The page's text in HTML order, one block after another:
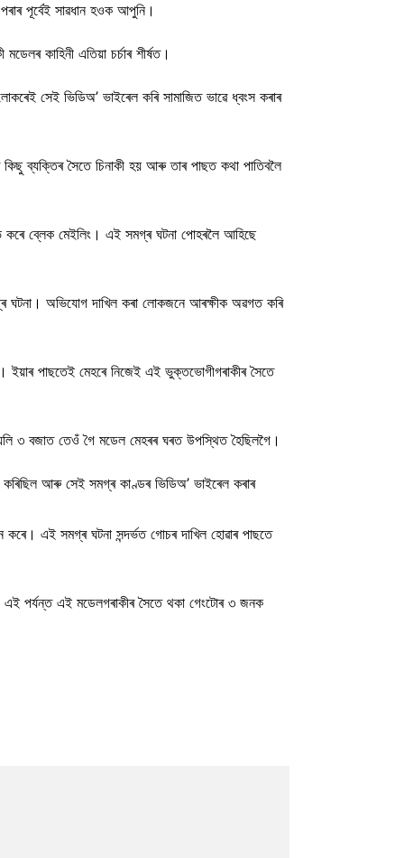
পূৰ্বেই সাৱধান হওক আপুনি।
কাহিনী এতিয়া চৰ্চাৰ শীৰ্ষত।
সেই ভিডিঅ’ ভাইৰেল কৰি সামাজিত ভাৱে ধ্বংস কৰাৰ
ব্যক্তিৰ সৈতে চিনাকী হয় আৰু তাৰ পাছত কথা পাতিবলৈ
কৰে ব্লেক মেইলিং। এই সমগ্ৰ ঘটনা পোহৰলৈ আহিছে
ঘটনা। অভিযোগ দাখিল কৰা লোকজনে আৰক্ষীক অৱগত কৰি
পাছতেই মেহৰে নিজেই এই ভুক্তভোগীগৰাকীৰ সৈতে
৩ বজাত তেওঁ গৈ মডেল মেহৰৰ ঘৰত উপস্থিত হৈছিলগৈ।
আৰু সেই সমগ্ৰ কাণ্ডৰ ভিডিঅ’ ভাইৰেল কৰাৰ
এই সমগ্ৰ ঘটনা সন্দৰ্ভত গোচৰ দাখিল হোৱাৰ পাছতে
পৰ্যন্ত এই মডেলগৰাকীৰ সৈতে থকা গেংটোৰ ৩ জনক